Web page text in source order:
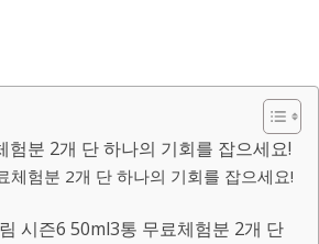
분 2개 단 하나의 기회를 잡으세요!
험분 2개 단 하나의 기회를 잡으세요!
시즌6 50ml3통 무료체험분 2개 단